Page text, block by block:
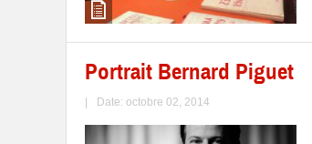
Portrait Bernard Piguet
Date: octobre 02, 2014